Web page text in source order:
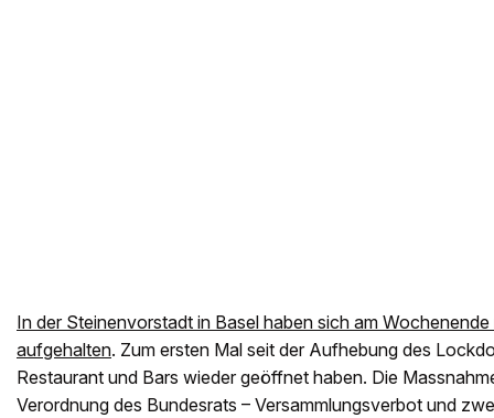
In der Steinenvorstadt in Basel haben sich am
aufgehalten. Zum ersten Mal seit der Aufhebung des
Restaurant und Bars wieder geöffnet haben. Die
Verordnung des Bundesrats – Versammlungsverbot und